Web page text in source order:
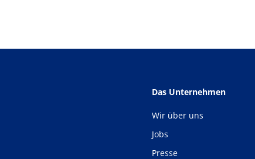
Das Unternehmen
Wir über uns
Jobs
Presse